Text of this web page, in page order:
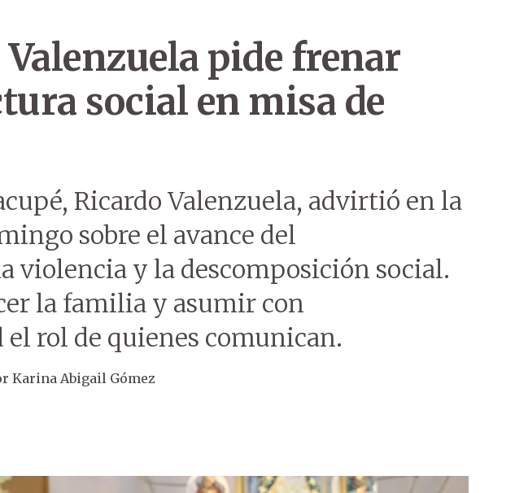
pide frenar
social en misa de
Ricardo Valenzuela, advirtió en la
sobre el avance del
violencia y la descomposición social.
la familia y asumir con
rol de quienes comunican.
Karina Abigail Gómez